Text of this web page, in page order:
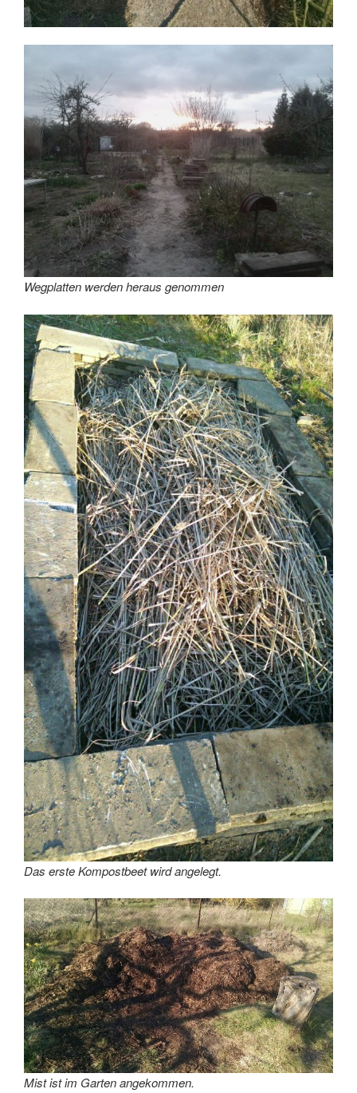
Wegplatten werden heraus genommen
Das erste Kompostbeet wird angelegt.
Mist ist im Garten angekommen.